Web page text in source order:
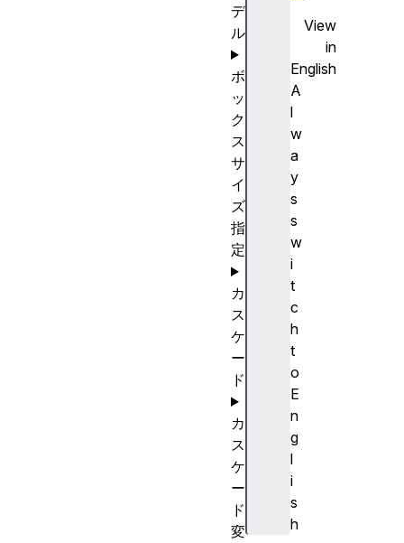
View
in
English
A
l
w
a
y
s
s
w
i
t
c
h
t
o
E
n
g
l
i
s
h
デ
ル
ボ
ッ
ク
ス
サ
イ
ズ
指
定
カ
ス
ケ
ー
ド
カ
ス
ケ
ー
ド
変